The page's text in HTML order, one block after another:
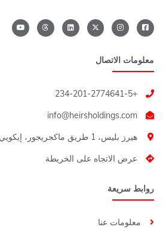
معلومات الاتصال
+234-201-2774641-5
هيرز بليس، 1 طريق ماكجريجور، إيكويي Lagos
عرض الاتجاه على الخريطة
روابط سريعة
معلومات عنا